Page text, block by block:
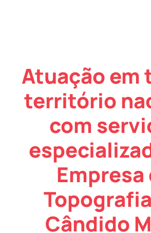
Atuação em
território
com
Empresa
Cândido